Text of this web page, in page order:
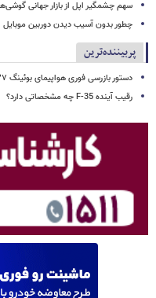
سهم چشمگیر اپل از بازار جهانی
چطور بدون آسیب دیدن دوربین
پربیننده‌ترین
دستور بازرسی فوری هواپیمای بوئینگ ۷۳۷ مکس صادر شد
رقیب آینده F-35 چه مشخصاتی دارد؟